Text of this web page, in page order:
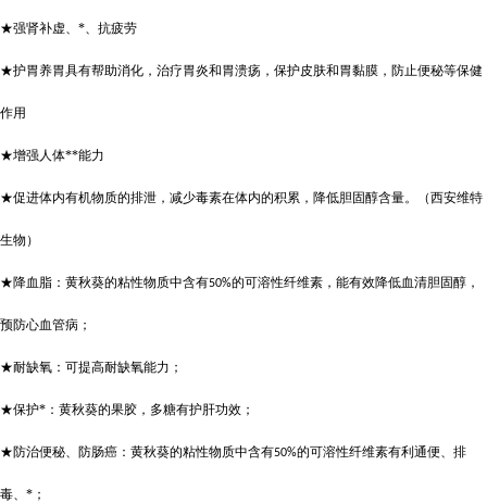
★强肾补虚、*、抗疲劳
★护胃养胃具有帮助消化，治疗胃炎和胃溃疡，保护皮肤和胃黏膜，防止便秘等保健
作用
★增强人体**能力
★促进体内有机物质的排泄，减少毒素在体内的积累，降低胆固醇含量。（西安维特
生物）
★降血脂：黄秋葵的粘性物质中含有50%的可溶性纤维素，能有效降低血清胆固醇，
预防心血管病；
★耐缺氧：可提高耐缺氧能力；
★保护*：黄秋葵的果胶，多糖有护肝功效；
★防治便秘、防肠癌：黄秋葵的粘性物质中含有50%的可溶性纤维素有利通便、排
毒、*；